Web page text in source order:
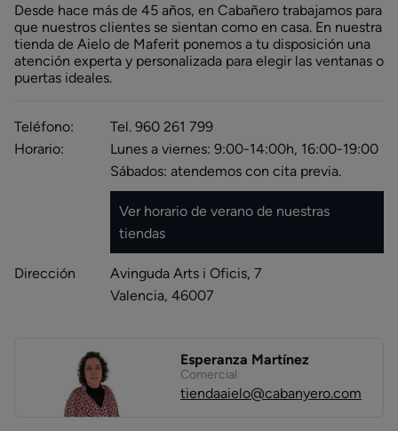
Desde hace más de 45 años, en Cabañero trabajamos para
que nuestros clientes se sientan como en casa. En nuestra
tienda de Aielo de Maferit ponemos a tu disposición una
atención experta y personalizada para elegir las ventanas o
puertas ideales.
Teléfono:
Tel. 960 261 799
Horario:
Lunes a viernes: 9:00-14:00h, 16:00-19:00
Sábados: atendemos con cita previa.
Ver horario de verano de nuestras
tiendas
Dirección
Avinguda Arts i Oficis, 7
Valencia, 46007
Esperanza Martínez
Comercial
tiendaaielo@cabanyero.com